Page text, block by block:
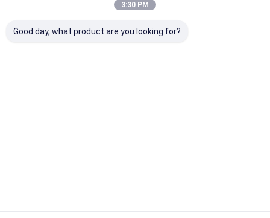
APMT1604PDER-H2 con rivestimento PVD
HYC407 Per materiali difficili come acciaio,
3:30 PM
Good day, what product are you looking for?